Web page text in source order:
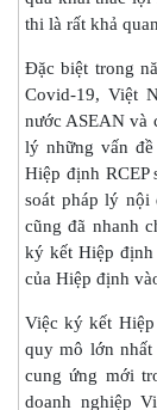
thi là rất khả
Đặc biệt trong
Covid-19, Việt
nước ASEAN và
lý những vấn
Hiệp định RCEP
soát pháp lý
cũng đã nhanh
ký kết Hiệp định
của Hiệp định
Việc ký kết
quy mô lớn
cung ứng mới
doanh nghiệp